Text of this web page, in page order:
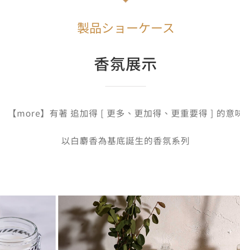
製品ショーケース
香氛展示
【more】有著 追加得 [ 更多、更加得、更重要得 ] 的意
以白麝香為基底誕生的香氛系列